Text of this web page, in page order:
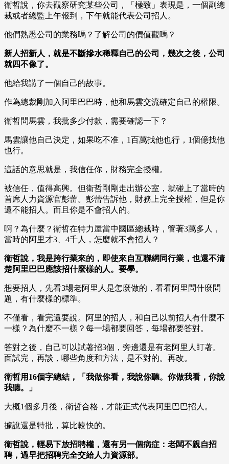
衛哲說，你去觀察研究某些公司，「極致」表現是，一個副總
裁或者總監上午報到，下午就能代表公司招人。
他們熟悉公司的業務嗎？了解公司的價值觀嗎？
新人招新人，就是不斷摻水稀釋自己的公司，幾次之後，公司
就四不像了。
他給我講了一個自己的故事。
作為總裁剛加入阿里巴巴時，他和馬雲交流確定自己的權限。
衛哲問馬雲，我批多少付款，需要確認一下？
馬雲讓他自己決定，如果吃不准，1百萬找他也行，1個億找他
也行。
這話的意思就是，我信任你，財務完全授權。
被信任，值得高興。但衛哲剛剛走出辦公室，就碰上了當時的
首席人力資源官彭蕾。彭蕾告訴他，財務上完全授權，但是你
還不能招人。而且你是不會招人的。
啊？為什麼？衛哲在特力屋當中國區總裁時，管著3萬多人，
當時的阿里才3、4千人，怎麼就不會招人？
衛哲說，我是跨行業來的，即使來自互聯網同行業，也還不清
楚阿里巴巴應該招什麼樣的人。要學。
想要招人，先看3場老阿里人是怎麼做的，看看阿里問什麼問
題，有什麼樣的標準。
不僅看，看完還要說。阿里的招人，和自己以前招人有什麼不
一樣？為什麼不一樣？每一場都要回答，每場都要答對。
答對之後，自己可以試著招3個，旁邊還是有老阿里人盯著。
面試完，再談，哪些角度和方法，是不對的。再改。
衛哲用16個字總結，「我做你看，我說你聽。你做我看，你說
我聽。」
大概1個多月後，衛哲合格，才能正式代表阿里巴巴招人。
據說還是特批，算比較快的。
衛哲說，輕易下放招聘權，還有另一個病症：老闆不親自招
聘，過早把招聘完全交給人力資源部。